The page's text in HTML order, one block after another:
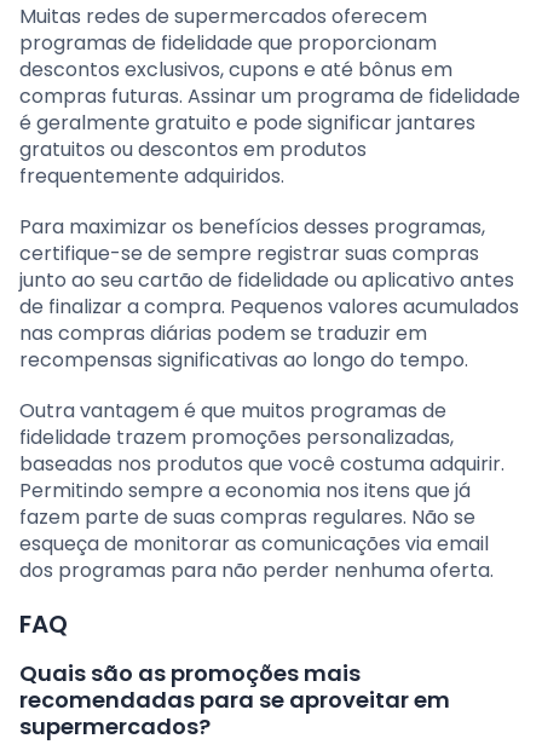
Muitas redes de supermercados oferecem
programas de fidelidade que proporcionam
descontos exclusivos, cupons e até bônus em
compras futuras. Assinar um programa de fidelidade
é geralmente gratuito e pode significar jantares
gratuitos ou descontos em produtos
frequentemente adquiridos.
Para maximizar os benefícios desses programas,
certifique-se de sempre registrar suas compras
junto ao seu cartão de fidelidade ou aplicativo antes
de finalizar a compra. Pequenos valores acumulados
nas compras diárias podem se traduzir em
recompensas significativas ao longo do tempo.
Outra vantagem é que muitos programas de
fidelidade trazem promoções personalizadas,
baseadas nos produtos que você costuma adquirir.
Permitindo sempre a economia nos itens que já
fazem parte de suas compras regulares. Não se
esqueça de monitorar as comunicações via email
dos programas para não perder nenhuma oferta.
FAQ
Quais são as promoções mais
recomendadas para se aproveitar em
supermercados?